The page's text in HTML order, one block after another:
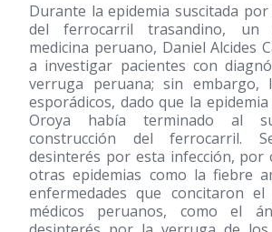
Durante la epidemia suscitada
del ferrocarril trasandino, un
medicina peruano, Daniel Alcides
a investigar pacientes con
verruga peruana; sin embargo,
esporádicos, dado que la
Oroya había terminado al
construcción del ferrocarril.
desinterés por esta infección, por
otras epidemias como la fiebre
enfermedades que concitaron
médicos peruanos, como el